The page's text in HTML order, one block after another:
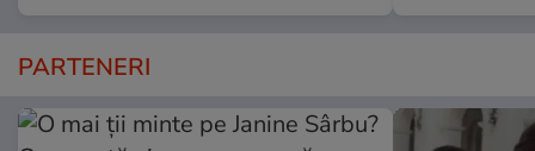
PARTENERI